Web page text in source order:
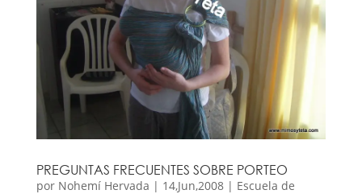
PREGUNTAS FRECUENTES SOBRE PORTEO
por Nohemí Hervada | 14,Jun,2008| Escuela de